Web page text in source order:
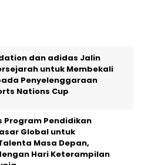
dan adidas Jalin
untuk Membekali
Penyelenggaraan
Nations Cup
Program Pendidikan
Global untuk
Masa Depan,
Hari Keterampilan